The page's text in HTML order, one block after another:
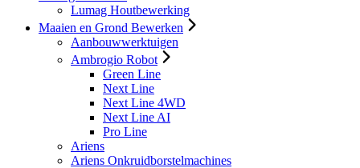
Lumag Houtbewerking
Maaien en Grond Bewerken
Aanbouwwerktuigen
Ambrogio Robot
Green Line
Next Line
Next Line 4WD
Next Line AI
Pro Line
Ariens
Ariens Onkruidborstelmachines